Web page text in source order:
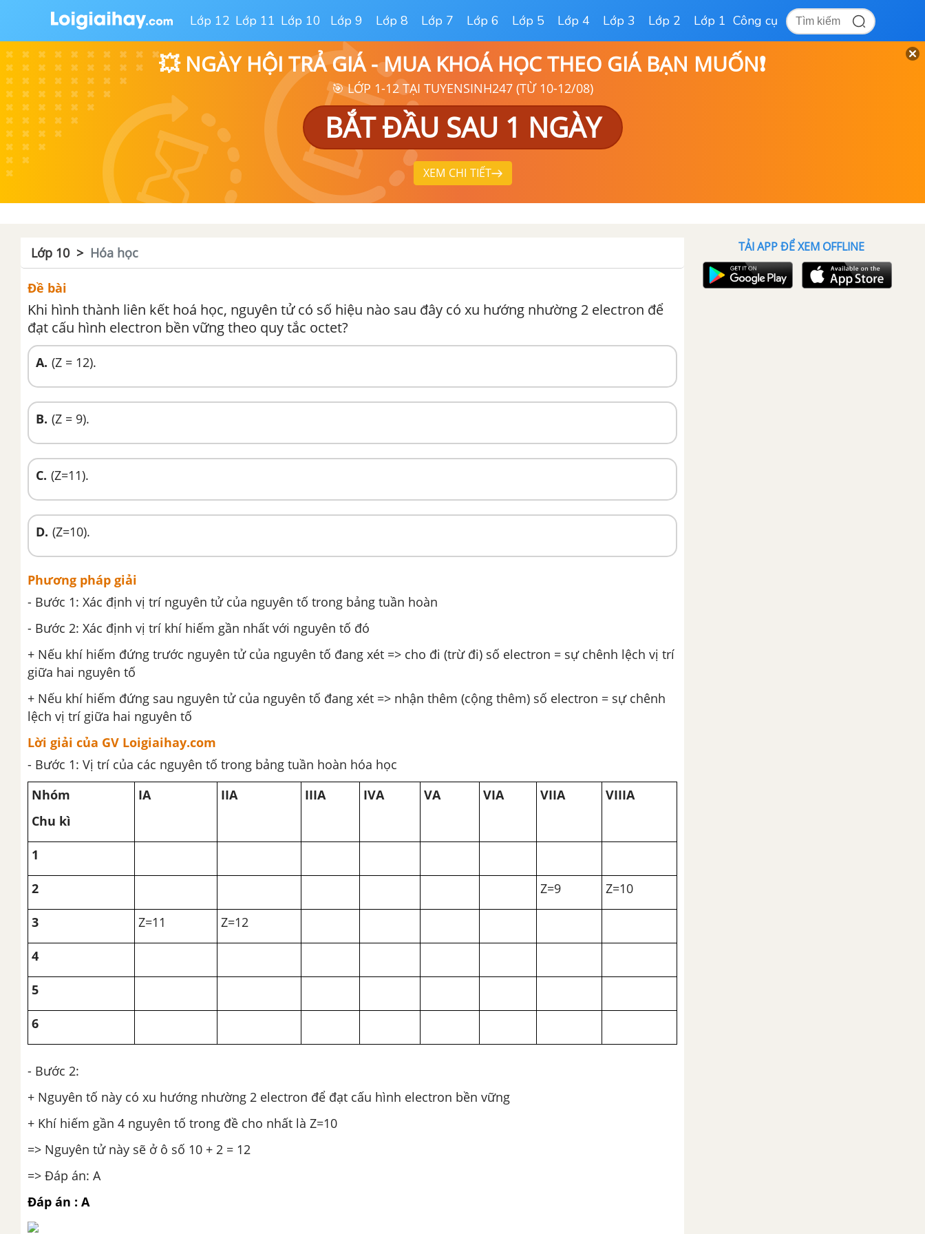
Lớp 12 Lớp 11 Lớp 10 Lớp 9 Lớp 8 Lớp 7 Lớp 6 Lớp 5 Lớp 4 Lớp 3 Lớp 2 Lớp 1 Công cụ
💥 NGÀY HỘI TRẢ GIÁ - MUA KHOÁ HỌC THEO GIÁ BẠN MUỐN❗
🎯 LỚP 1-12 TẠI TUYENSINH247 (TỪ 10-12/08)
BẮT ĐẦU SAU 1 NGÀY
XEM CHI TIẾT
Lớp 10 Hóa học
Đề bài
Khi hình thành liên kết hoá học, nguyên tử có số hiệu nào sau đây có xu hướng nhường 2 electron để
đạt cấu hình electron bền vững theo quy tắc octet?
A. (Z = 12).
B. (Z = 9).
C. (Z=11).
D. (Z=10).
Phương pháp giải
- Bước 1: Xác định vị trí nguyên tử của nguyên tố trong bảng tuần hoàn
- Bước 2: Xác định vị trí khí hiếm gần nhất với nguyên tố đó
+ Nếu khí hiếm đứng trước nguyên tử của nguyên tố đang xét => cho đi (trừ đi) số electron = sự chênh lệch vị trí
giữa hai nguyên tố
+ Nếu khí hiếm đứng sau nguyên tử của nguyên tố đang xét => nhận thêm (cộng thêm) số electron = sự chênh
lệch vị trí giữa hai nguyên tố
Lời giải của GV Loigiaihay.com
- Bước 1: Vị trí của các nguyên tố trong bảng tuần hoàn hóa học
Nhóm
Chu kì
IA IIA IIIA IVA VA VIA VIIA VIIIA
1
2 Z=9 Z=10
3 Z=11 Z=12
4
5
6
- Bước 2:
+ Nguyên tố này có xu hướng nhường 2 electron để đạt cấu hình electron bền vững
+ Khí hiếm gần 4 nguyên tố trong đề cho nhất là Z=10
=> Nguyên tử này sẽ ở ô số 10 + 2 = 12
=> Đáp án: A
Đáp án : A
TẢI APP ĐỂ XEM OFFLINE